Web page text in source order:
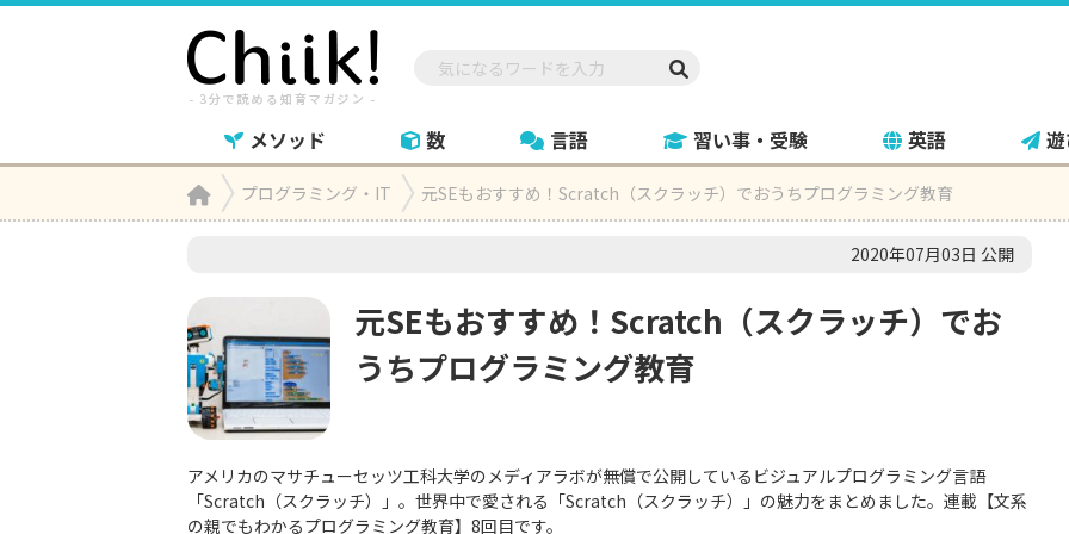
メソッド 数 言語 習い事・受験 英語
Homeプログラミング・IT 元SEもおすすめ！Scratch（スクラッチ）でおうちプログラミング教育
2020年07月03日 公開
元SEもおすすめ！Scratch（スクラッチ）でお
うちプログラミング教育
アメリカのマサチューセッツ工科大学のメディアラボが無償で公開しているビジュアルプログラミング言語
「Scratch（スクラッチ）」。世界中で愛される「Scratch（スクラッチ）」の魅力をまとめました。連載【文系
の親でもわかるプログラミング教育】8回目です。